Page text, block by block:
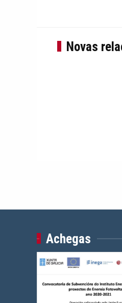
Novas
Achegas